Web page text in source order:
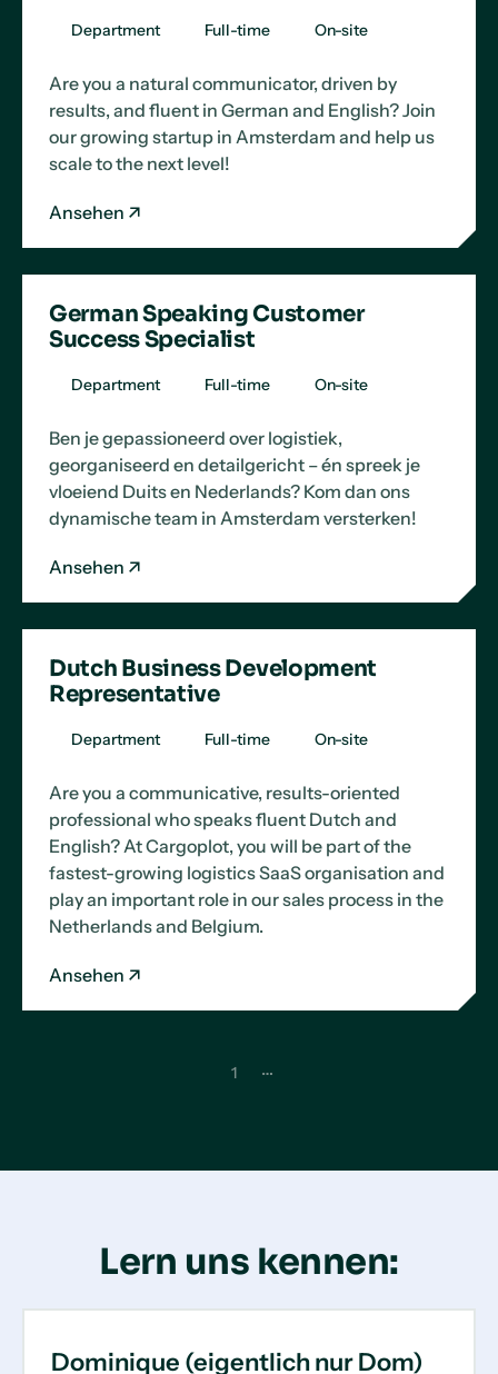
Department Full-time On-site
Are you a natural communicator, driven by
results, and fluent in German and English? Join
our growing startup in Amsterdam and help us
scale to the next level!
Ansehen
German Speaking Customer
Success Specialist
Department Full-time On-site
Ben je gepassioneerd over logistiek,
georganiseerd en detailgericht – én spreek je
vloeiend Duits en Nederlands? Kom dan ons
dynamische team in Amsterdam versterken!
Ansehen
Dutch Business Development
Representative
Department Full-time On-site
Are you a communicative, results-oriented
professional who speaks fluent Dutch and
English? At Cargoplot, you will be part of the
fastest-growing logistics SaaS organisation and
play an important role in our sales process in the
Netherlands and Belgium.
Ansehen
1 …
Lern uns kennen:
Stellenanzeigen ansehen
Dominique (eigentlich nur Dom)
Che ist Cargoplots
Kaum zu glauben, aber wahr: In
Tobias ist einer unserer deutschen